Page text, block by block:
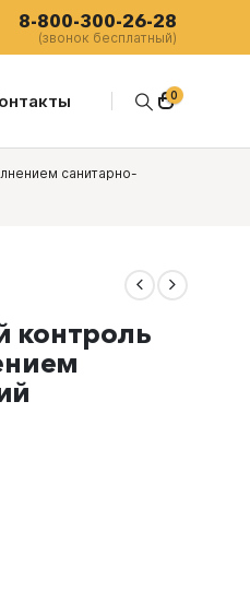
8-800-300-26-28
(звонок бесплатный)
0
санитарно-
контроль